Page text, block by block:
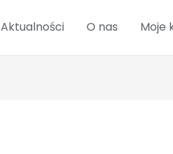
Aktualności O nas Moje